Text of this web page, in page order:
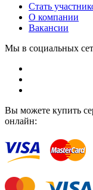
Стать
О компании
Вакансии
Мы в социальных
Вы можете купить
онлайн: